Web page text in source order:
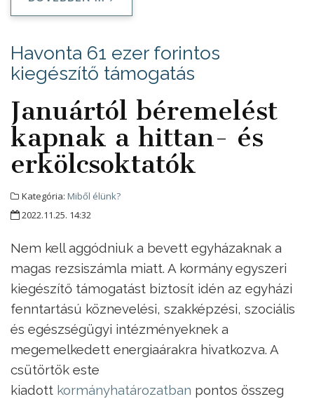
Havonta 61 ezer forintos
kiegészítő támogatás
Januártól béremelést
kapnak a hittan- és
erkölcsoktatók
Kategória: Miből élünk?
2022.11.25. 14:32
Nem kell aggódniuk a bevett egyházaknak a
magas rezsiszámla miatt. A kormány egyszeri
kiegészítő támogatást biztosít idén az egyházi
fenntartású köznevelési, szakképzési, szociális
és egészségügyi intézményeknek a
megemelkedett energiaárakra hivatkozva. A
csütörtök este
kiadott kormányhatározatban pontos összeg